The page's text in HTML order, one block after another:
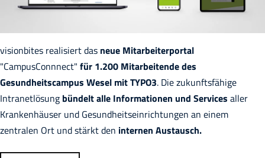
visionbites realisiert das neue Mitarbeiterportal
"CampusConnnect" für 1.200 Mitarbeitende des
Gesundheitscampus Wesel mit TYPO3. Die zukunftsfähige
Intranetlösung bündelt alle Informationen und Services aller
Krankenhäuser und Gesundheitseinrichtungen an einem
zentralen Ort und stärkt den internen Austausch.